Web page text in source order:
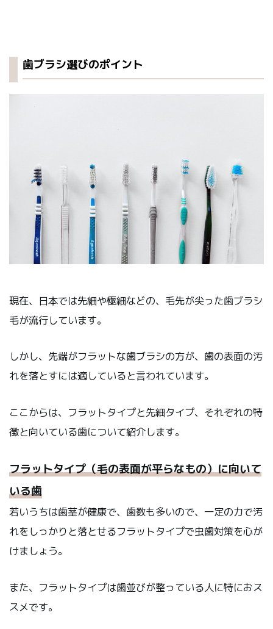
歯ブラシ選びのポイント
現在、日本では先細や極細などの、毛先が尖った歯ブラシ
毛が流行しています。
しかし、 先端がフラットな歯ブラシの方が、歯の表面の汚
れを落とすには適していると言われています。
ここからは、フラットタイプと先細タイプ、それぞれの特
徴と向いている歯について紹介します。
フラットタイプ（毛の表面が平らなもの）に向いて
いる歯
若いうちは歯茎が健康で、歯数も多いので、一定の力で汚
れをしっかりと落とせるフラットタイプで虫歯対策を心が
けましょう。
また、フラットタイプは歯並びが整っている人に特におス
スメです。